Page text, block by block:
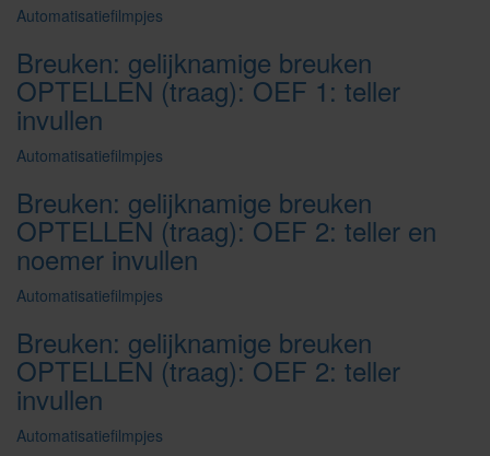
Automatisatiefilmpjes
Breuken: gelijknamige breuken
OPTELLEN (traag): OEF 1: teller
invullen
Automatisatiefilmpjes
Breuken: gelijknamige breuken
OPTELLEN (traag): OEF 2: teller en
noemer invullen
Automatisatiefilmpjes
Breuken: gelijknamige breuken
OPTELLEN (traag): OEF 2: teller
invullen
Automatisatiefilmpjes